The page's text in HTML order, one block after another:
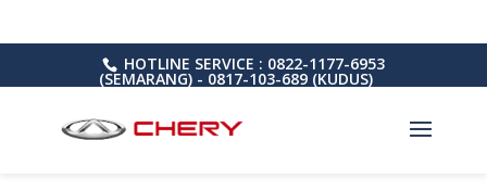
HOTLINE SERVICE : 0822-1177-6953
(SEMARANG) - 0817-103-689 (KUDUS)